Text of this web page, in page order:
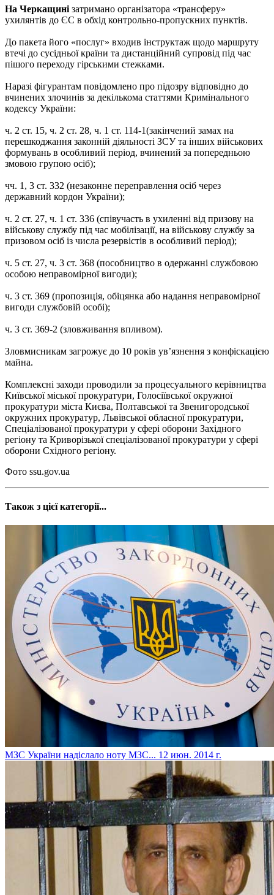
На Черкащині затримано організатора «трансферу»
ухилянтів до ЄС в обхід контрольно-пропускних пунктів.
До пакета його «послуг» входив інструктаж щодо маршруту
втечі до сусідньої країни та дистанційний супровід під час
пішого переходу гірськими стежками.
Наразі фігурантам повідомлено про підозру відповідно до
вчинених злочинів за декількома статтями Кримінального
кодексу України:
ч. 2 ст. 15, ч. 2 ст. 28, ч. 1 ст. 114-1(закінчений замах на
перешкоджання законній діяльності ЗСУ та інших військових
формувань в особливий період, вчинений за попередньою
змовою групою осіб);
чч. 1, 3 ст. 332 (незаконне переправлення осіб через
державний кордон України);
ч. 2 ст. 27, ч. 1 ст. 336 (співучасть в ухиленні від призову на
військову службу під час мобілізації, на військову службу за
призовом осіб із числа резервістів в особливий період);
ч. 5 ст. 27, ч. 3 ст. 368 (пособництво в одержанні службовою
особою неправомірної вигоди);
ч. 3 ст. 369 (пропозиція, обіцянка або надання неправомірної
вигоди службовій особі);
ч. 3 ст. 369-2 (зловживання впливом).
Зловмисникам загрожує до 10 років ув’язнення з конфіскацією
майна.
Комплексні заходи проводили за процесуального керівництва
Київської міської прокуратури, Голосіївської окружної
прокуратури міста Києва, Полтавської та Звенигородської
окружних прокуратур, Львівської обласної прокуратури,
Спеціалізованої прокуратури у сфері оборони Західного
регіону та Криворізької спеціалізованої прокуратури у сфері
оборони Східного регіону.
Фото ssu.gov.ua
Також з цієї категорії...
МЗС України надіслало ноту МЗС... 12 июн. 2014 г.